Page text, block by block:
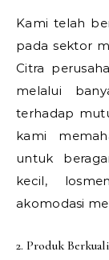
Kami telah
pada sektor
Citra
melalui
terhadap
kami
untuk
kecil,
akomodasi
2. Produk